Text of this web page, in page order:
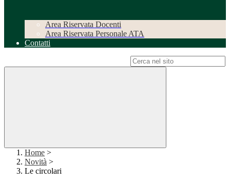
Area Riservata Docenti
Area Riservata Personale ATA
Contatti
Home >
Novità >
Le circolari